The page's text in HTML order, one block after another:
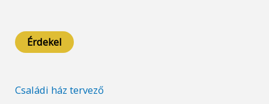
Érdekel
Családi ház tervező